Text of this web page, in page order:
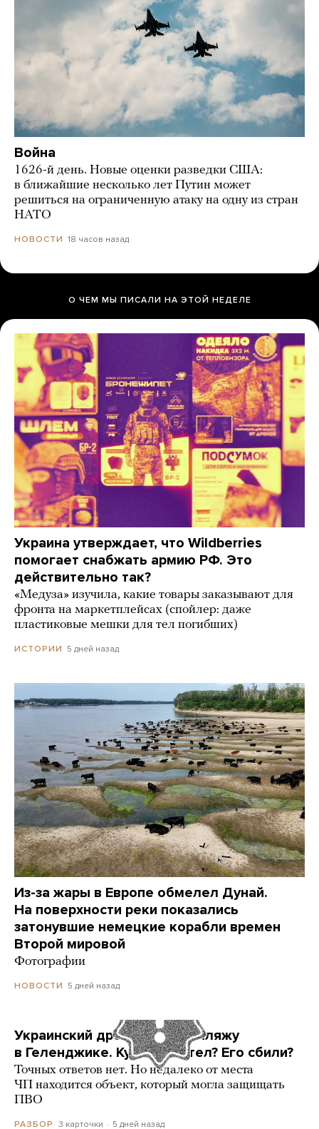
Война
1626-й день. Новые оценки разведки США:
в ближайшие несколько лет Путин может
решиться на ограниченную атаку на одну из стран
НАТО
НОВОСТИ 18 часов назад
О ЧЕМ МЫ ПИСАЛИ НА ЭТОЙ НЕДЕЛЕ
Украина утверждает, что Wildberries
помогает снабжать армию РФ. Это
действительно так?
«Медуза» изучила, какие товары заказывают для
фронта на маркетплейсах (спойлер: даже
пластиковые мешки для тел погибших)
ИСТОРИИ 5 дней назад
Из-за жары в Европе обмелел Дунай.
На поверхности реки показались
затонувшие немецкие корабли времен
Второй мировой
Фотографии
НОВОСТИ 5 дней назад
Украинский дрон попал по пляжу
в Геленджике. Куда он летел? Его сбили?
Точных ответов нет. Но недалеко от места
ЧП находится объект, который могла защищать
ПВО
РАЗБОР 3 карточки 5 дней назад